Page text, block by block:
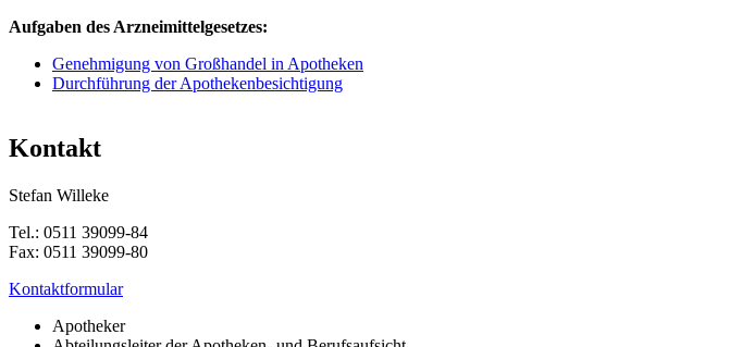
Aufgaben des Arzneimittelgesetzes:
Genehmigung von Großhandel in Apotheken
Durchführung der Apothekenbesichtigung
Kontakt
Stefan Willeke
Tel.: 0511 39099-84
Fax: 0511 39099-80
Kontaktformular
Apotheker